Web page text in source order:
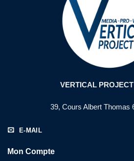
VERTICAL
39, Cours Albert Thomas
E-MAIL
Mon Compte